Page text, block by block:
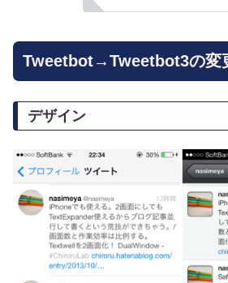
Tweetbot→Tweetbot3の変
デザイン